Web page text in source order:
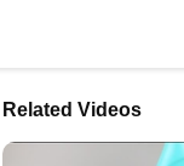
Related Videos